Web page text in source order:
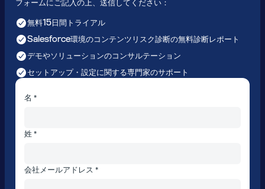
フォームにご記入の上、送信してください：
無料15日間トライアル
Salesforce環境のコンテンツリスク診断の無料診断レポート
デモやソリューションのコンサルテーション
セットアップ・設定に関する専門家のサポート
名 *
姓 *
会社メールアドレス *